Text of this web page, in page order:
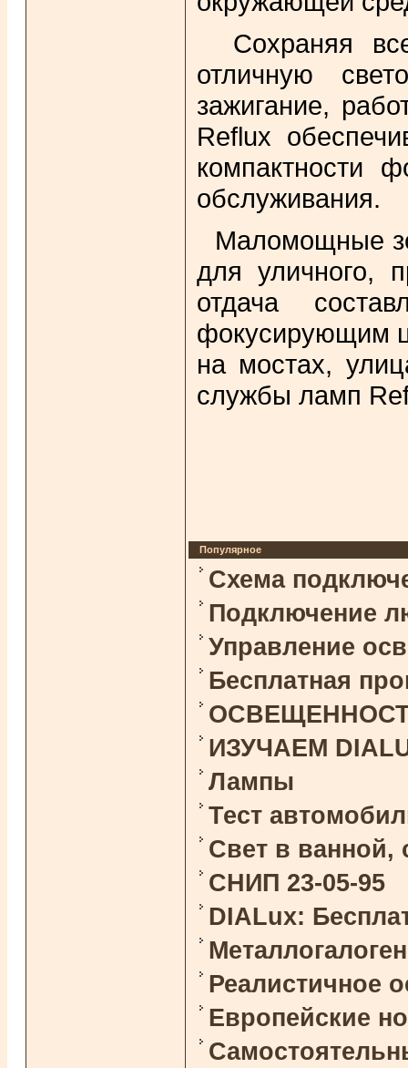
Сохраняя
отличную
зажигание,
Reflux
компактности
обслуживания.
Маломощные
для уличного,
отдача
фокусирующим
на мостах,
службы ламп
Популярное
Схема
Подключение
Управление
Бесплатная
ОСВЕЩЕННОСТЬ
ИЗУЧАЕМ
Лампы
Тест
Свет в ванной,
СНИП 23-05-95
DIALux:
Реалистичное
Европейские